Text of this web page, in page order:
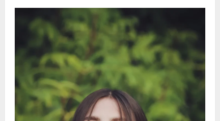
ім’я
Вікторія:
походження,
значення
та
характер
переможниць